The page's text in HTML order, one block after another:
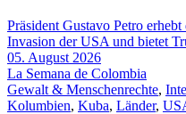
Präsident Gustavo Petro
Invasion der USA und bietet
05. August 2026
La Semana de Colombia
Gewalt & Menschenrechte,
Kolumbien, Kuba, Länder,